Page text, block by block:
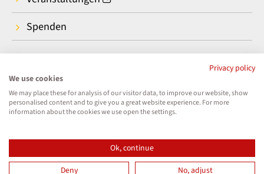
Spenden
Privacy policy
We use cookies
We may place these for analysis of our visitor data, to improve our website, show
personalised content and to give you a great website experience. For more
information about the cookies we use open the settings.
Ok, continue
Deny
No, adjust